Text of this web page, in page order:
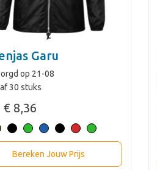
Garu
op 21-08
30 stuks
€ 8,36
Bereken Jouw Prijs